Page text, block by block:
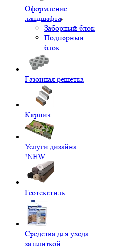
Оформление
ландшафта
Заборный блок
Подпорный
блок
Газонная решетка
Кирпич
Услуги дизайна
!NEW
Геотекстиль
Средства для ухода
за плиткой